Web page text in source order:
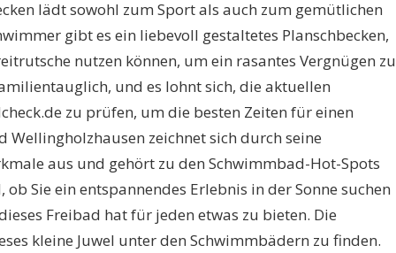
lädt sowohl zum Sport als auch zum gemütlichen
gibt es ein liebevoll gestaltetes Planschbecken,
nutzen können, um ein rasantes Vergnügen zu
und es lohnt sich, die aktuellen
zu prüfen, um die besten Zeiten für einen
Wellingholzhausen zeichnet sich durch seine
aus und gehört zu den Schwimmbad-Hot-Spots
Sie ein entspannendes Erlebnis in der Sonne suchen
Freibad hat für jeden etwas zu bieten. Die
kleine Juwel unter den Schwimmbädern zu finden.